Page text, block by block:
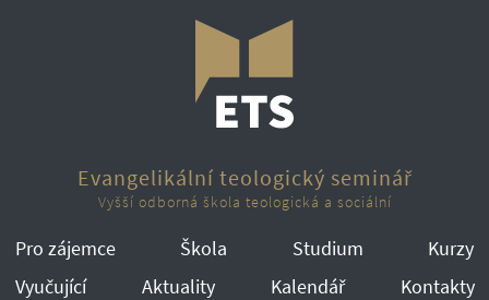
Evangelikální teologický seminář
Vyšší odborná škola teologická a sociální
Pro zájemce Škola Studium
Kurzy
Vyučující
Aktuality Kalendář Kontakty